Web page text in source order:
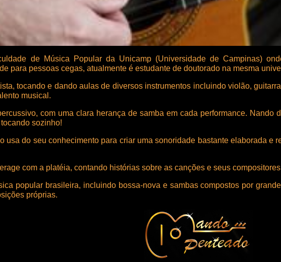
de Música Popular da Unicamp (Universidade de Campinas)
para pessoas cegas, atualmente é estudante de doutorado na mesma
tocando e dando aulas de diversos instrumentos incluindo violão,
musical.
com uma clara herança de samba em cada performance.
sozinho!
usa do seu conhecimento para criar uma sonoridade bastante elaborada
com a platéia, contando histórias sobre as canções e seus
popular brasileira, incluindo bossa-nova e sambas compostos por
próprias.